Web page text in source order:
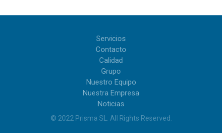
Servicios
Contacto
Calidad
Grupo
Nuestro Equipo
Nuestra Empresa
Noticias
© 2022 Prisma SL All Rights Reserved